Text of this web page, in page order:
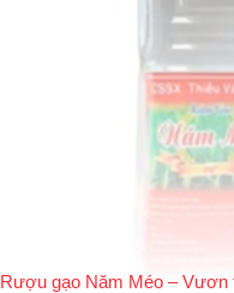
Rượu gạo Năm Méo –